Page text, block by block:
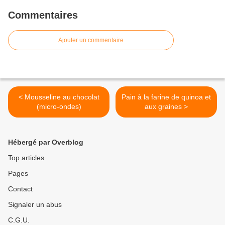
Commentaires
Ajouter un commentaire
< Mousseline au chocolat
(micro-ondes)
Pain à la farine de quinoa et
aux graines >
Hébergé par Overblog
Top articles
Pages
Contact
Signaler un abus
C.G.U.